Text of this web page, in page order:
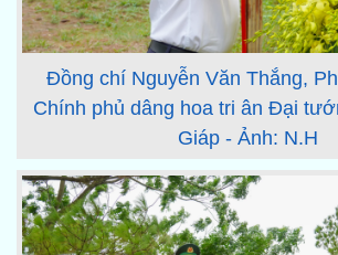
Đồng chí Nguyễn Văn Thắng,
Chính phủ dâng hoa tri ân Đại
Giáp - Ảnh: N.H